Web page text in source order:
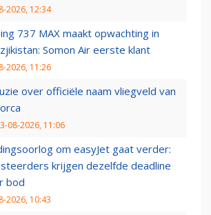
2026, 12:34
737 MAX maakt opwachting in
Somon Air eerste klant
2026, 11:26
over officiële naam vliegveld van
08-2026, 11:06
om easyJet gaat verder:
krijgen dezelfde deadline
bod
2026, 10:43